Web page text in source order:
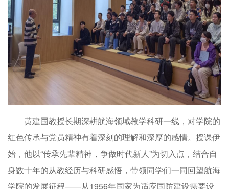
黄建国教授长期深耕航海领域教学科研一线，对学院的
红色传承与党员精神有着深刻的理解和深厚的感情。授课伊
始，他以“传承先辈精神，争做时代新人”为切入点，结合自
身数十年的从教经历与科研感悟，带领同学们一同回望航海
学院的发展征程——从1956年国家为适应国防建设需要设